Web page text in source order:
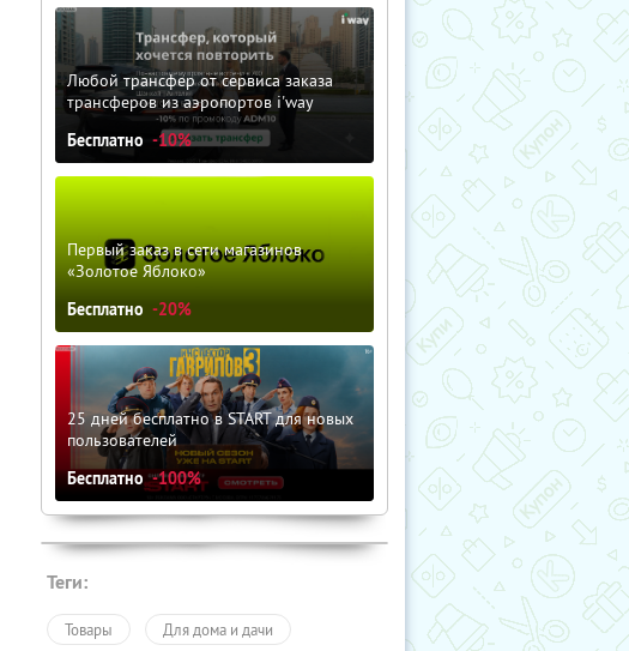
Любой трансфер от сервиса заказа
трансферов из аэропортов i'way
Бесплатно -10%
Первый заказ в сети магазинов
«Золотое Яблоко»
Бесплатно -20%
25 дней бесплатно в START для новых
пользователей
Бесплатно -100%
Теги:
Товары Для дома и дачи